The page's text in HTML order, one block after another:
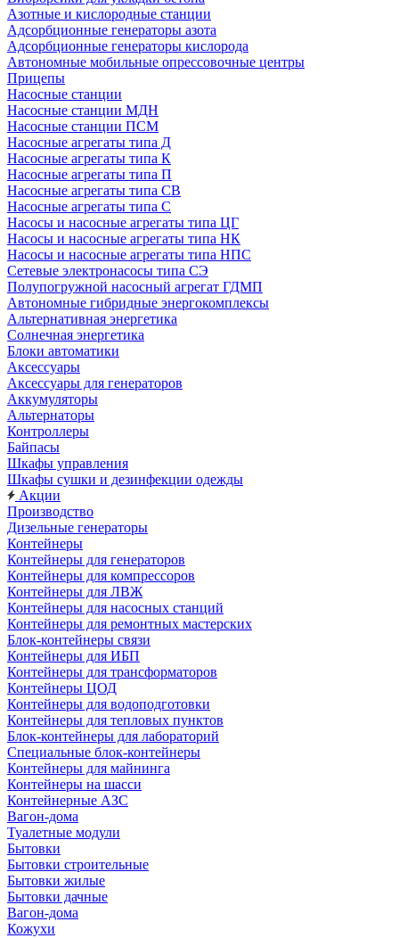
Азотные и кислородные станции
Адсорбционные генераторы азота
Адсорбционные генераторы кислорода
Автономные мобильные опрессовочные центры
Прицепы
Насосные станции
Насосные станции МДН
Насосные станции ПСМ
Насосные агрегаты типа Д
Насосные агрегаты типа К
Насосные агрегаты типа П
Насосные агрегаты типа СВ
Насосные агрегаты типа С
Насосы и насосные агрегаты типа ЦГ
Насосы и насосные агрегаты типа НК
Насосы и насосные агрегаты типа НПС
Сетевые электронасосы типа СЭ
Полупогружной насосный агрегат ГДМП
Автономные гибридные энергокомплексы
Альтернативная энергетика
Солнечная энергетика
Блоки автоматики
Аксессуары
Аксессуары для генераторов
Аккумуляторы
Альтернаторы
Контроллеры
Байпасы
Шкафы управления
Шкафы сушки и дезинфекции одежды
Акции
Производство
Дизельные генераторы
Контейнеры
Контейнеры для генераторов
Контейнеры для компрессоров
Контейнеры для ЛВЖ
Контейнеры для насосных станций
Контейнеры для ремонтных мастерских
Блок-контейнеры связи
Контейнеры для ИБП
Контейнеры для трансформаторов
Контейнеры ЦОД
Контейнеры для водоподготовки
Контейнеры для тепловых пунктов
Блок-контейнеры для лабораторий
Специальные блок-контейнеры
Контейнеры для майнинга
Контейнеры на шасси
Контейнерные АЗС
Вагон-дома
Туалетные модули
Бытовки
Бытовки строительные
Бытовки жилые
Бытовки дачные
Вагон-дома
Кожухи